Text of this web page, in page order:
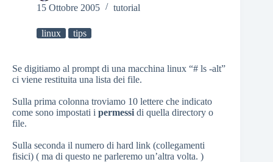
15 Ottobre 2005
tutorial
linux tips
Se digitiamo al prompt di una macchina linux “# ls -alt”
ci viene restituita una lista dei file.
Sulla prima colonna troviamo 10 lettere che indicato
come sono impostati i permessi di quella directory o
file.
Sulla seconda il numero di hard link (collegamenti
fisici) ( ma di questo ne parleremo un’altra volta. )